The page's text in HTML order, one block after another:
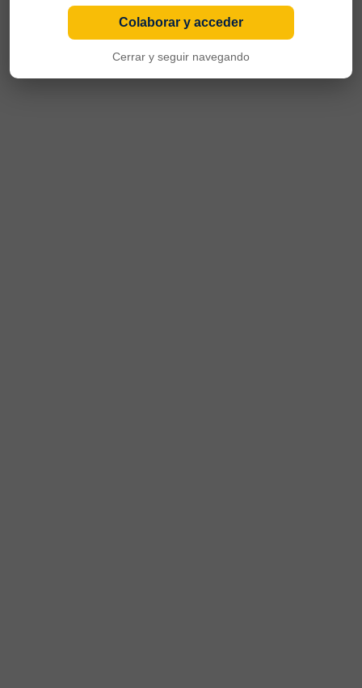
Colaborar y acceder
Cerrar y seguir navegando